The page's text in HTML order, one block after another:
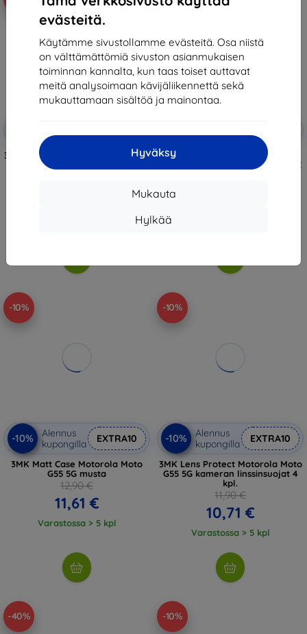
evästeitä.
Käytämme sivustollamme evästeitä. Osa niistä
on välttämättömiä sivuston asianmukaisen
toiminnan kannalta, kun taas toiset auttavat
meitä analysoimaan kävijäliikennettä sekä
mukauttamaan sisältöä ja mainontaa.
Hyväksy
Mukauta
Hylkää
kupongilla
3MK SilverProtect+ Anti-Microbial
Film Wet-Mounted for Motorola
kupongilla
TECH-PROTECT MAGMAT
MOTOROLA MOTO G55 5G MATTE
Viimeinen kappale varastossa
-10%
-10%
Alennus
kupongilla
EXTRA10
3MK Matt Case Motorola Moto
G55 5G musta
12,90 €
11,61 €
Varastossa > 5 kpl
-10%
-10%
Alennus
kupongilla
EXTRA10
3MK Lens Protect Motorola Moto
G55 5G kameran linssinsuojat 4
kpl.
11,90 €
10,71 €
Varastossa > 5 kpl
-40% -10%